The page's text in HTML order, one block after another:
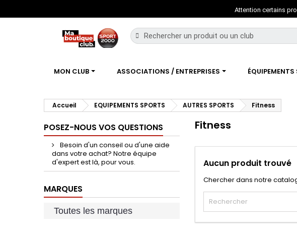
Attention certains
MON CLUB ASSOCIATIONS / ENTREPRISES
Accueil EQUIPEMENTS SPORTS AUTRES SPORTS Fitness
POSEZ-NOUS VOS QUESTIONS
Besoin d'un conseil ou d'une aide
dans votre achat? Notre équipe
d'expert est là, pour vous.
MARQUES
Fitness
Aucun produit trouvé
Chercher dans notre